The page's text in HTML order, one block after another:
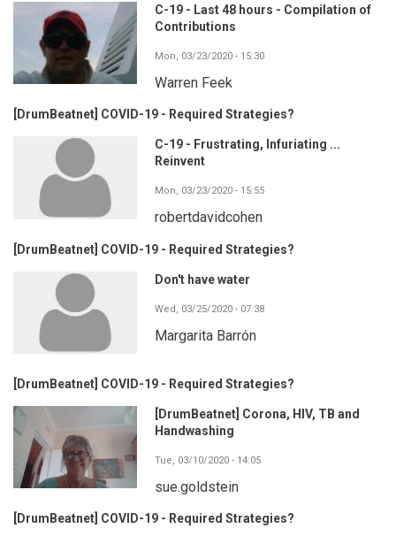
C-19 - Last 48 hours - Compilation of
Contributions
Mon, 03/23/2020 - 15:30
Warren Feek
[DrumBeatnet] COVID-19 - Required Strategies?
C-19 - Frustrating, Infuriating ...
Reinvent
Mon, 03/23/2020 - 15:55
robertdavidcohen
[DrumBeatnet] COVID-19 - Required Strategies?
Don't have water
Wed, 03/25/2020 - 07:38
Margarita Barrón
[DrumBeatnet] COVID-19 - Required Strategies?
[DrumBeatnet] Corona, HIV, TB and
Handwashing
Tue, 03/10/2020 - 14:05
sue.goldstein
[DrumBeatnet] COVID-19 - Required Strategies?